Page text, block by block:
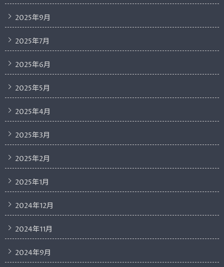
2025年9月
2025年7月
2025年6月
2025年5月
2025年4月
2025年3月
2025年2月
2025年1月
2024年12月
2024年11月
2024年9月